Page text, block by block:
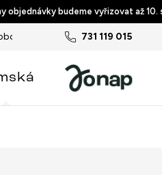
objednávky budeme vyřizovat až 10.
731 119 015
podmínky Podmínky